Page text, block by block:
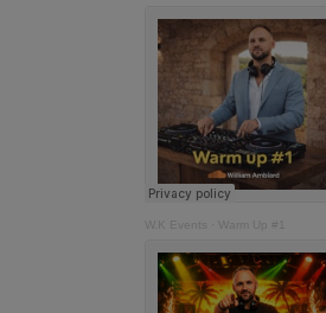
W.K Events Warm Up #1